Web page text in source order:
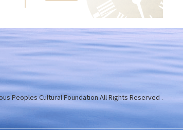
Peoples Cultural Foundation All Rights Reserved .